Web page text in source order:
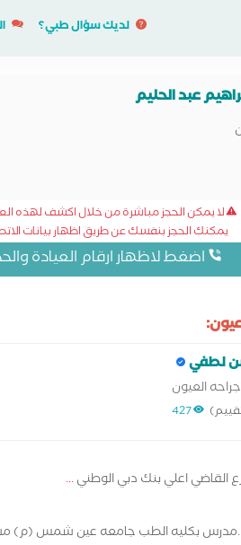
لديك سؤال طبي؟
عبد الحليم
لا يمكن الحجز مباشرة من خلال اكشف لهذه
يمكنك الحجز بنفسك عن طريق اظهار بيانات
اضغط لاظهار ارقام العيادة
لطفي
العيون
427
القاضي اعلي بنك دبي الوطني...
بكليه الطب جامعه عين شمس (م)